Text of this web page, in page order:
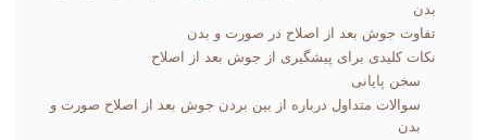
بدن
تفاوت جوش بعد از اصلاح در صورت و بدن
نکات کلیدی برای پیشگیری از جوش بعد از اصلاح
سخن پایانی
سوالات متداول درباره از بین بردن جوش بعد از اصلاح صورت و
بدن